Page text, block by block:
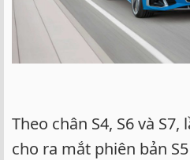
Theo chân S4, S6 và
cho ra mắt phiên bản